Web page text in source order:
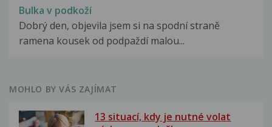
Bulka v podkoží
Dobrý den, objevila jsem si na spodní straně
ramena kousek od podpaždí malou...
MOHLO BY VÁS ZAJÍMAT
13 situací, kdy je nutné volat